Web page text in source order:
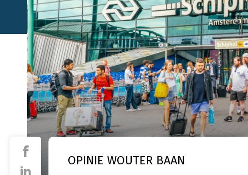
OPINIE WOUTER BAAN